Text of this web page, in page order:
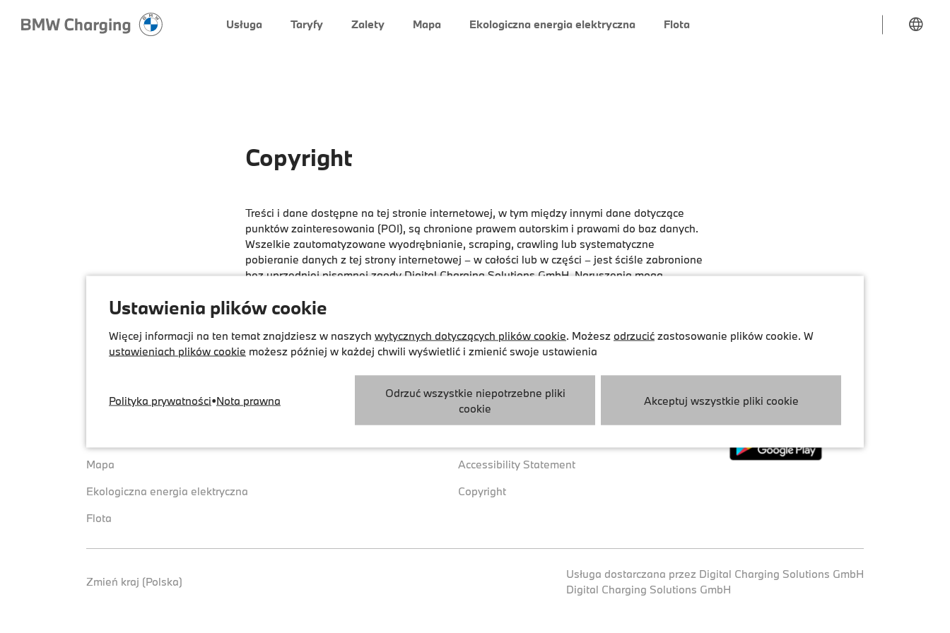
Usługa Taryfy Zalety Mapa Ekologiczna energia elektryczna Flota
Copyright
Treści i dane dostępne na tej stronie internetowej, w tym między innymi dane dotyczące
punktów zainteresowania (POI), są chronione prawem autorskim i prawami do baz danych.
Wszelkie zautomatyzowane wyodrębnianie, scraping, crawling lub systematyczne
pobieranie danych z tej strony internetowej – w całości lub w części – jest ściśle zabronione
bez uprzedniej pisemnej zgody Digital Charging Solutions GmbH. Naruszenia mogą
Przegląd
Taryfy
Mapa
Ekologiczna energia elektryczna
Flota
Wsparcie
Notka prawna
Polityka prywatności
Accessibility Statement
Copyright
Pliki cookie
Ustawienia plików cookie
Zmień kraj (Polska)
Usługa dostarczana przez Digital Charging Solutions GmbH
Digital Charging Solutions GmbH
Ustawienia plików cookie
Więcej informacji na ten temat znajdziesz w naszych wytycznych dotyczących plików cookie. Możesz odrzucić zastosowanie plików cookie. W
ustawieniach plików cookie możesz później w każdej chwili wyświetlić i zmienić swoje ustawienia
Odrzuć wszystkie niepotrzebne pliki
cookie
Akceptuj wszystkie pliki cookie
Polityka prywatności•Nota prawna